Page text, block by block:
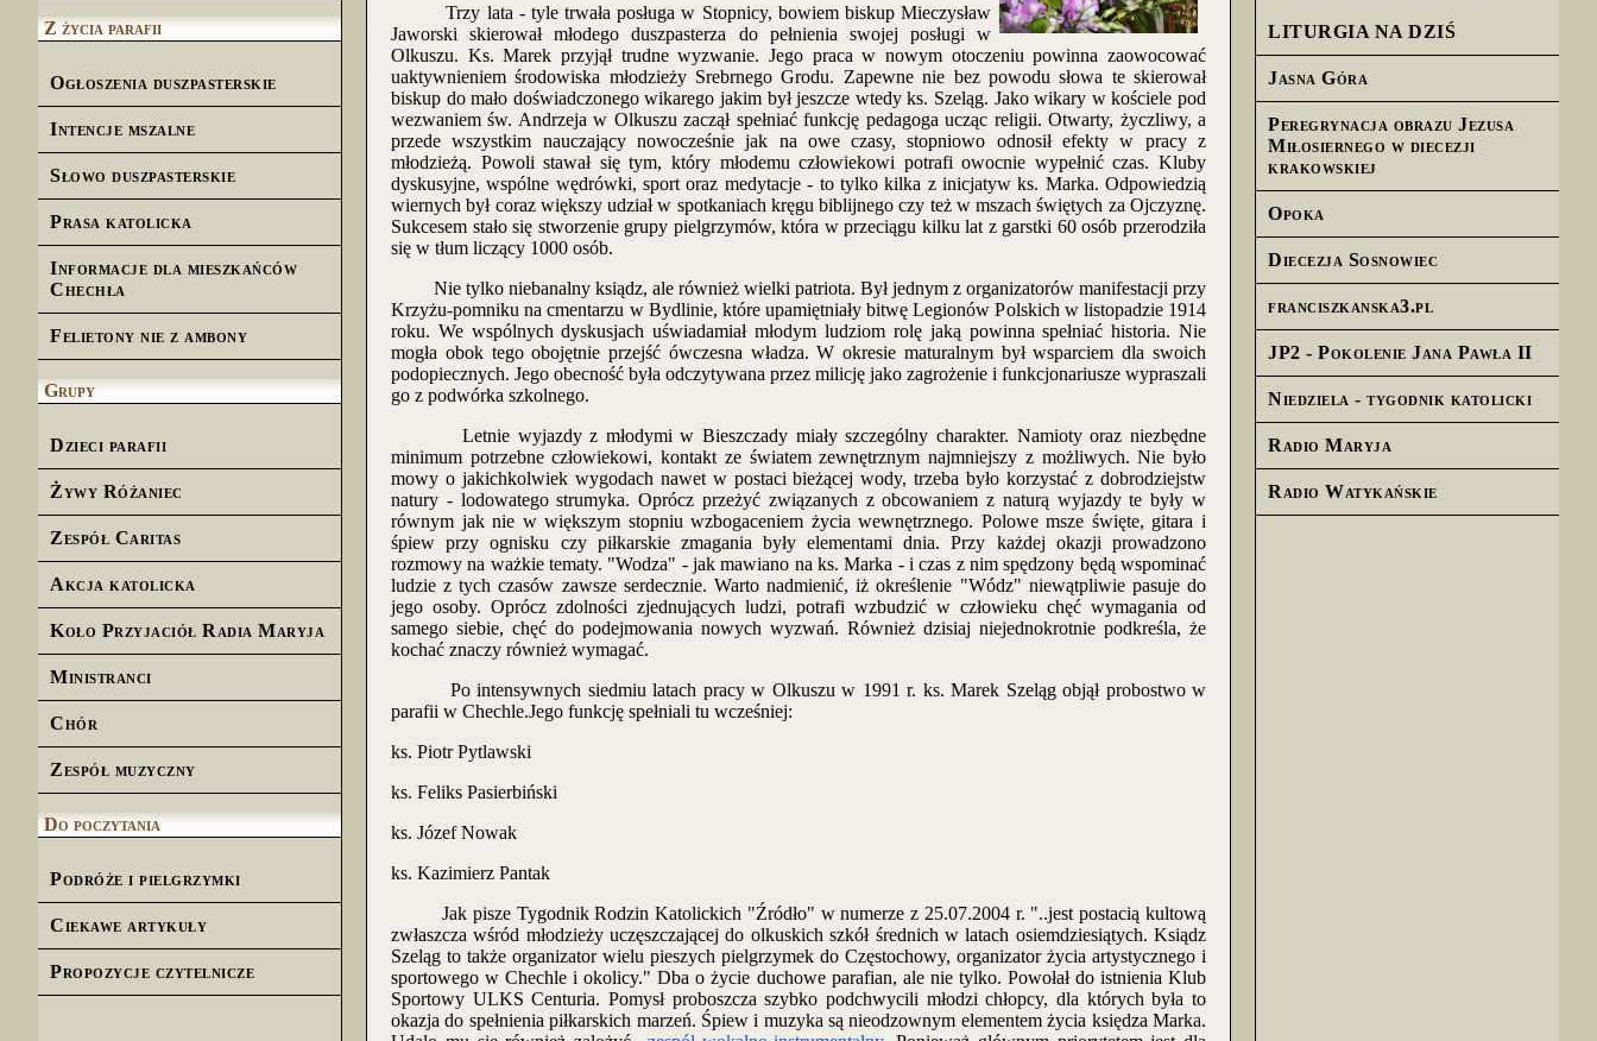
Z życia parafii
Ogłoszenia duszpasterskie
Intencje mszalne
Słowo duszpasterskie
Prasa katolicka
Informacje dla mieszkańców
Chechła
Felietony nie z ambony
Grupy
Dzieci parafii
Żywy Różaniec
Zespół Caritas
Akcja katolicka
Koło Przyjaciół Radia Maryja
Ministranci
Chór
Zespół muzyczny
Do poczytania
Podróże i pielgrzymki
Ciekawe artykuły
Propozycje czytelnicze
Trzy lata - tyle trwała posługa w Stopnicy, bowiem biskup Mieczysław
Jaworski skierował młodego duszpasterza do pełnienia swojej posługi w
Olkuszu. Ks. Marek przyjął trudne wyzwanie. Jego praca w nowym otoczeniu powinna zaowocować
uaktywnieniem środowiska młodzieży Srebrnego Grodu. Zapewne nie bez powodu słowa te skierował
biskup do mało doświadczonego wikarego jakim był jeszcze wtedy ks. Szeląg. Jako wikary w kościele pod
wezwaniem św. Andrzeja w Olkuszu zaczął spełniać funkcję pedagoga ucząc religii. Otwarty, życzliwy, a
przede wszystkim nauczający nowocześnie jak na owe czasy, stopniowo odnosił efekty w pracy z
młodzieżą. Powoli stawał się tym, który młodemu człowiekowi potrafi owocnie wypełnić czas. Kluby
dyskusyjne, wspólne wędrówki, sport oraz medytacje - to tylko kilka z inicjatyw ks. Marka. Odpowiedzią
wiernych był coraz większy udział w spotkaniach kręgu biblijnego czy też w mszach świętych za Ojczyznę.
Sukcesem stało się stworzenie grupy pielgrzymów, która w przeciągu kilku lat z garstki 60 osób przerodziła
się w tłum liczący 1000 osób.
Nie tylko niebanalny ksiądz, ale również wielki patriota. Był jednym z organizatorów manifestacji przy
Krzyżu-pomniku na cmentarzu w Bydlinie, które upamiętniały bitwę Legionów Polskich w listopadzie 1914
roku. We wspólnych dyskusjach uświadamiał młodym ludziom rolę jaką powinna spełniać historia. Nie
mogła obok tego obojętnie przejść ówczesna władza. W okresie maturalnym był wsparciem dla swoich
podopiecznych. Jego obecność była odczytywana przez milicję jako zagrożenie i funkcjonariusze wypraszali
go z podwórka szkolnego.
Letnie wyjazdy z młodymi w Bieszczady miały szczególny charakter. Namioty oraz niezbędne
minimum potrzebne człowiekowi, kontakt ze światem zewnętrznym najmniejszy z możliwych. Nie było
mowy o jakichkolwiek wygodach nawet w postaci bieżącej wody, trzeba było korzystać z dobrodziejstw
natury - lodowatego strumyka. Oprócz przeżyć związanych z obcowaniem z naturą wyjazdy te były w
równym jak nie w większym stopniu wzbogaceniem życia wewnętrznego. Polowe msze święte, gitara i
śpiew przy ognisku czy piłkarskie zmagania były elementami dnia. Przy każdej okazji prowadzono
rozmowy na ważkie tematy. "Wodza" - jak mawiano na ks. Marka - i czas z nim spędzony będą wspominać
ludzie z tych czasów zawsze serdecznie. Warto nadmienić, iż określenie "Wódz" niewątpliwie pasuje do
jego osoby. Oprócz zdolności zjednujących ludzi, potrafi wzbudzić w człowieku chęć wymagania od
samego siebie, chęć do podejmowania nowych wyzwań. Również dzisiaj niejednokrotnie podkreśla, że
kochać znaczy również wymagać.
Po intensywnych siedmiu latach pracy w Olkuszu w 1991 r. ks. Marek Szeląg objął probostwo w
parafii w Chechle.Jego funkcję spełniali tu wcześniej:
ks. Piotr Pytlawski
ks. Feliks Pasierbiński
ks. Józef Nowak
ks. Kazimierz Pantak
Jak pisze Tygodnik Rodzin Katolickich "Źródło" w numerze z 25.07.2004 r. "..jest postacią kultową
zwłaszcza wśród młodzieży uczęszczającej do olkuskich szkół średnich w latach osiemdziesiątych. Ksiądz
Szeląg to także organizator wielu pieszych pielgrzymek do Częstochowy, organizator życia artystycznego i
sportowego w Chechle i okolicy." Dba o życie duchowe parafian, ale nie tylko. Powołał do istnienia Klub
Sportowy ULKS Centuria. Pomysł proboszcza szybko podchwycili młodzi chłopcy, dla których była to
okazja do spełnienia piłkarskich marzeń. Śpiew i muzyka są nieodzownym elementem życia księdza Marka.
LITURGIA NA DZIŚ
Jasna Góra
Peregrynacja obrazu Jezusa
Miłosiernego w diecezji
krakowskiej
Opoka
Diecezja Sosnowiec
franciszkanska3.pl
JP2 - Pokolenie Jana Pawła II
Niedziela - tygodnik katolicki
Radio Maryja
Radio Watykańskie